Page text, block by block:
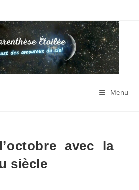
Menu
avec la
siècle